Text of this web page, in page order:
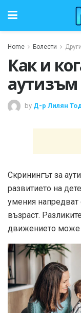
Home Болести
Как и
аутизъм
by Д-р Лилян
Скринингът за
развитието на
умения напредват
възраст.
движението може